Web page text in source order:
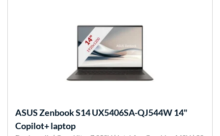
ASUSZenbook S14 UX5406SA-QJ544W 14"
Copilot+ laptop